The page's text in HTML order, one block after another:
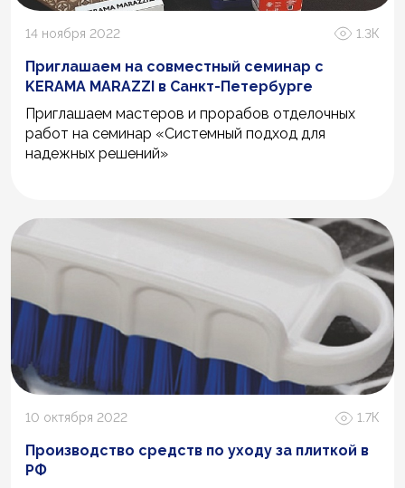
14 ноября 2022 1.3К
Приглашаем на совместный семинар с
KERAMA MARAZZI в Санкт-Петербурге
Приглашаем мастеров и прорабов отделочных
работ на семинар «Системный подход для
надежных решений»
10 октября 2022 1.7К
Производство средств по уходу за плиткой в
РФ